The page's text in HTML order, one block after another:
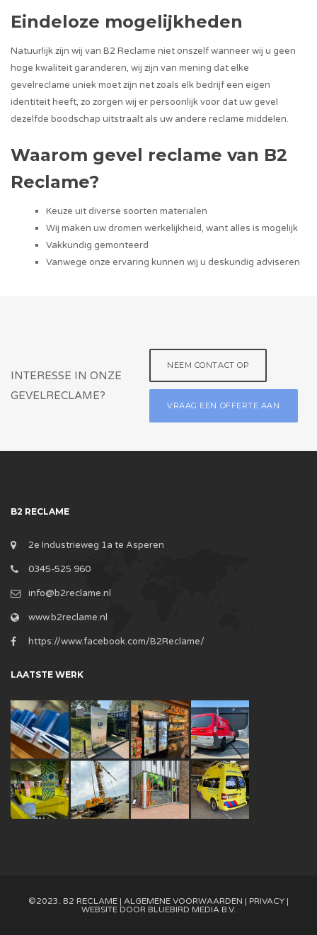
Eindeloze mogelijkheden
Natuurlijk zijn wij van B2 Reclame niet onszelf wanneer wij u geen
hoge kwaliteit garanderen, wij zijn van mening dat elke
gevelreclame uniek moet zijn net zoals elk bedrijf een eigen
identiteit heeft, zo zorgen wij er persoonlijk voor dat uw gevel
dezelfde boodschap uitstraalt als uw andere reclame middelen.
Waarom gevel reclame van B2
Reclame?
Keuze uit diverse soorten materialen
Wij maken uw dromen werkelijkheid, want alles is mogelijk
Vakkundig gemonteerd
Vanwege onze ervaring kunnen wij u deskundig adviseren
INTERESSE IN ONZE
GEVELRECLAME?
NEEM CONTACT OP
VRAAG EEN OFFERTE AAN
B2 RECLAME
2e Industrieweg 1a te Asperen
0345-525 960
info@b2reclame.nl
www.b2reclame.nl
https://www.facebook.com/B2Reclame/
LAATSTE WERK
©2023. B2 RECLAME | ALGEMENE VOORWAARDEN | PRIVACY |
WEBSITE DOOR BLUEBIRD MEDIA B.V.